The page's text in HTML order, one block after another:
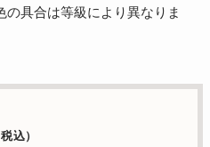
具合は等級により異なりま
税込）